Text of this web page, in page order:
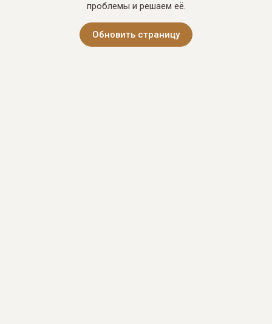
проблемы и решаем её.
Обновить страницу